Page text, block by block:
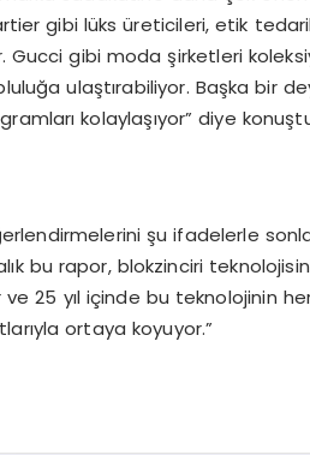
gibi lüks üreticileri, etik
gibi moda şirketleri
ulaştırabiliyor. Başka bir
kolaylaşıyor” diye
şu ifadelerle
bu rapor, blokzinciri
ve 25 yıl içinde bu teknolojinin
ortaya koyuyor.”